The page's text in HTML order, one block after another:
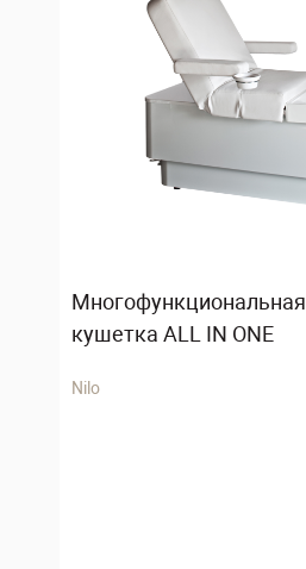
Многофункциональная
кушетка ALL IN ONE
Nilo